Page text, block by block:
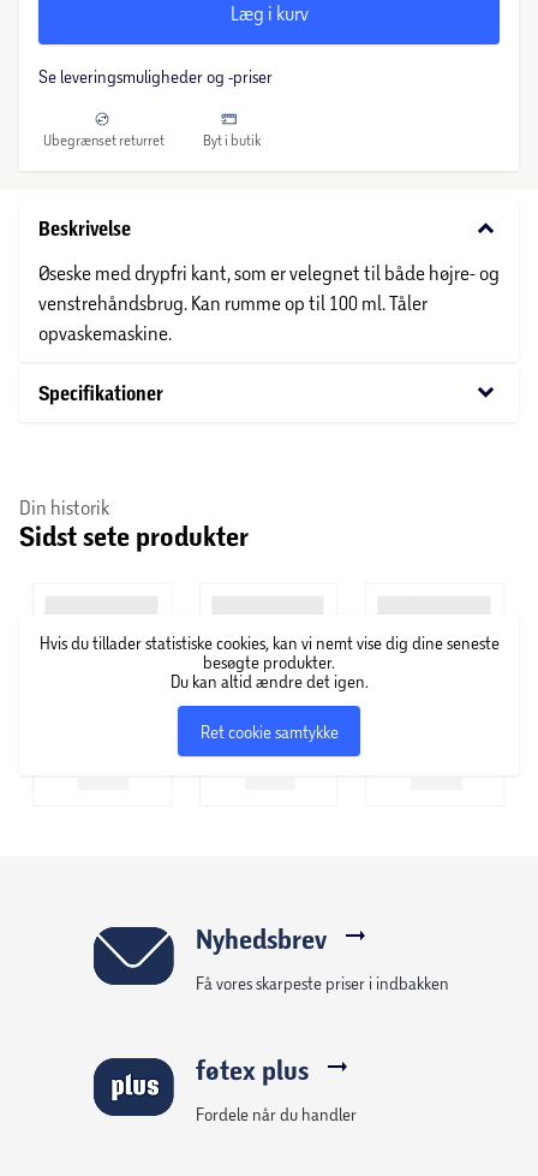
Læg i kurv
Se leveringsmuligheder og -priser
Ubegrænset returret Byt i butik
Beskrivelse keyboard_arrow_down
Øseske med drypfri kant, som er velegnet til både højre- og
venstrehåndsbrug. Kan rumme op til 100 ml. Tåler
opvaskemaskine.
Specifikationer keyboard_arrow_down
Din historik
Sidst sete produkter
Hvis du tillader statistiske cookies, kan vi nemt vise dig dine seneste
besøgte produkter.
Du kan altid ændre det igen.
Ret cookie samtykke
Nyhedsbrev
Få vores skarpeste priser i indbakken
føtex plus
Fordele når du handler